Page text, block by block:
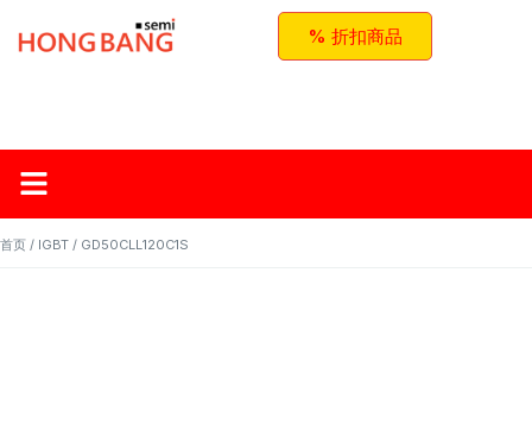
% 折扣商品
首页 / IGBT / GD50CLL120C1S